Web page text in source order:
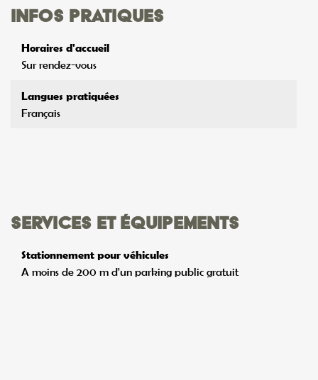
Infos pratiques
Horaires d'accueil
Sur rendez-vous
Langues pratiquées
Français
Services et équipements
Stationnement pour véhicules
A moins de 200 m d'un parking public gratuit